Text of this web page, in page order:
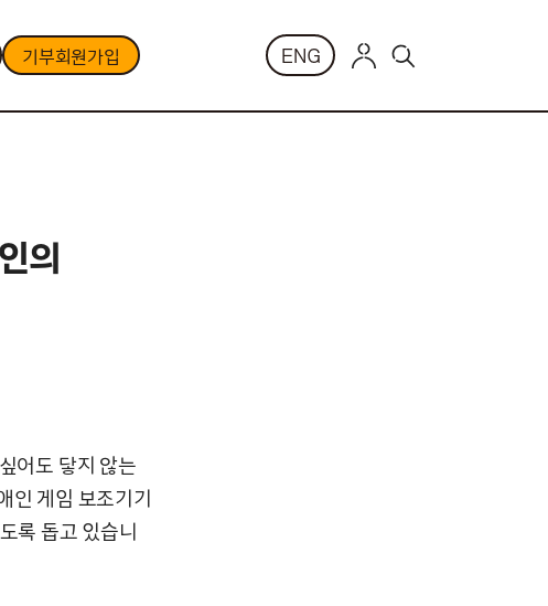
기부회원가입 ENG
의
어도 닿지 않는
인 게임 보조기기
록 돕고 있습니